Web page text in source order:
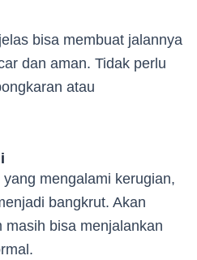
bisa membuat jalannya
dan aman. Tidak perlu
atau
mengalami kerugian,
bangkrut. Akan
bisa menjalankan